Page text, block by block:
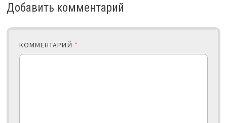
Добавить комментарий
КОММЕНТАРИЙ *